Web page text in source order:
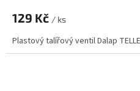
129 Kč / ks
Plastový talířový ventil Dalap